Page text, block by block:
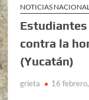
NOTICIAS
contra la
(Yucatán)
grieta 16